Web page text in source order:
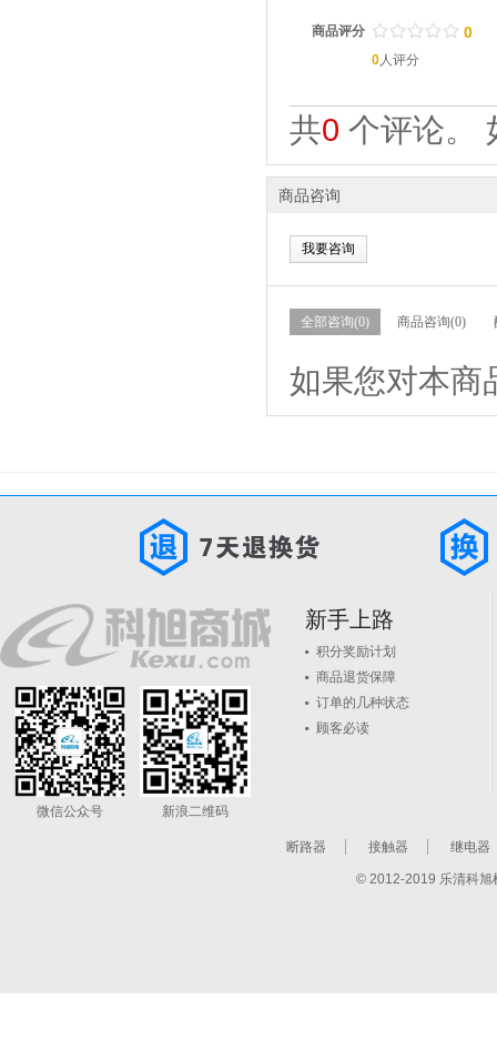
商品评分 / / / / /
. . . . . 0
0人评分
共0 个评论。
商品咨询
我要咨询
全部咨询(0) 商品咨询(0)
如果您对本商
微信公众号 新浪二维码
新手上路
积分奖励计划
商品退货保障
订单的几种状态
顾客必读
断路器 接触器 继电器
© 2012-2019 乐清科旭